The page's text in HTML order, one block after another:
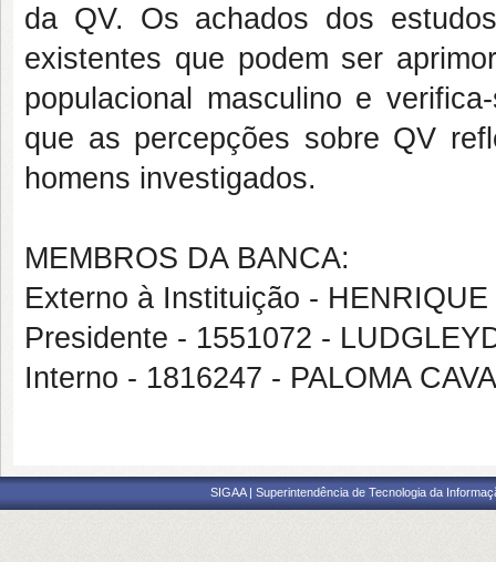
da QV. Os achados dos
existentes que podem ser
populacional masculino e
que as percepções sobre QV
homens investigados.
MEMBROS DA BANCA:
Externo à Instituição -
Presidente - 1551072 -
Interno - 1816247 - PALOMA
SIGAA | Superintendência de Tecnologia da